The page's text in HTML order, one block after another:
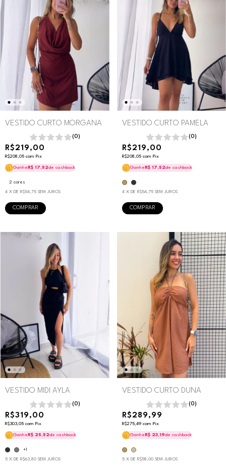
VESTIDO CURTO MORGANA
(0)
R$219,00
R$208,05 com Pix
Ganhe R$ 17,52de cashback
2 cores
4 X DE R$54,75 SEM JUROS
COMPRAR
VESTIDO CURTO PAMELA
(0)
R$219,00
R$208,05 com Pix
Ganhe R$ 17,52de cashback
4 X DE R$54,75 SEM JUROS
COMPRAR
VESTIDO MIDI AYLA
(0)
R$319,00
R$303,05 com Pix
Ganhe R$ 25,52de cashback
+1
5 X DE R$63,80 SEM JUROS
VESTIDO CURTO DUNA
(0)
R$289,99
R$275,49 com Pix
Ganhe R$ 23,19de cashback
5 X DE R$58,00 SEM JUROS